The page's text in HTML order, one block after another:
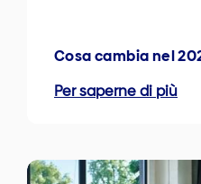
Cosa cambia nel
Per saperne di più